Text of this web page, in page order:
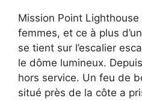
Mission Point
femmes, et ce à plus
se tient sur l’escalier
le dôme lumineux.
hors service. Un feu de
situé près de la côte a